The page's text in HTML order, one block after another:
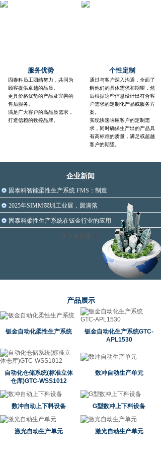
金属天花和幕墙、工具箱柜、钣金分包商、
服务优势
固泰科员工团结努力，共同为
顾客提供卓越的品质。
更具价格优势的产品及完善的
售后服务。
满足广大客户的高品质需求，
打造信赖的数控品牌
个性定制
通过与客户深入沟通，全面了
解他们的具体需求和期望，然
后根据这些信息设计出符合客
户需求的定制化产品或服务方
案。
实现快速响应客户的定制需
求，同时确保生产出的产品具
有高标准的质量，满足或超越
客户的期望。
企业新闻
固泰科智能柔性生产系统 FMS：制造
2025年SIMM深圳工业展，圆满落
固泰科柔性生产系统在钣金行业的应用
共 3 条记录 1
产品展示
钣金自动化柔性生产系统
钣金自动化生产系统GTC-
APL1530
自动化仓储系统(标准立体
仓库)GTC-WSS1012
数冲自动生产单元
数冲自动上下料设备 G型数冲上下料设备
激光自动生产单元 激光自动生产单元